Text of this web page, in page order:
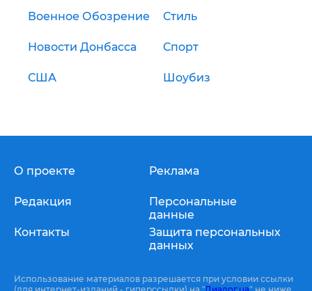
Военное Обозрение Стиль
Новости Донбасса Спорт
США Шоубиз
О проекте
Редакция
Контакты
Реклама
Персональные
данные
Защита персональных
данных
Использование материалов разрешается при условии ссылки